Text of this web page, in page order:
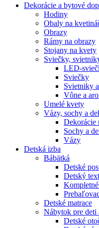
Dekorácie a bytové
Hodiny
Obaly na
Obrazy
Rámy na obrazy
Stojany na kvety
Sviečky,
LED-
Sviečky
Svietniky
Vône a
Umelé kvety
Vázy, sochy a
Dekorácie
Sochy a
Vázy
Detská izba
Bábätká
Detské
Detský
Detské matrace
Nábytok pre deti
Detské